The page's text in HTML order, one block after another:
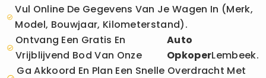
Vul Online De Gegevens Van Je Wagen In (merk,
Model, Bouwjaar, Kilometerstand).
Ontvang Een Gratis En
Vrijblijvend Bod Van Onze
Auto
OpkoperLembeek.
Ga Akkoord En Plan Een Snelle Overdracht Met